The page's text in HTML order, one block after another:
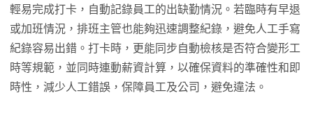
輕易完成打卡，自動記錄員工的出缺勤情況。若臨時有早退
或加班情況，排班主管也能夠迅速調整紀錄，避免人工手寫
紀錄容易出錯。打卡時，更能同步自動檢核是否符合變形工
時等規範，並同時連動薪資計算，以確保資料的準確性和即
時性，減少人工錯誤，保障員工及公司，避免違法。